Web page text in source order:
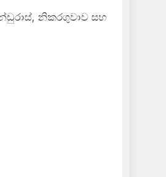
නිකරගුවාව සහ